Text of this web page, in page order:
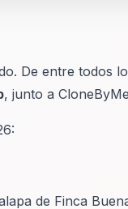
De entre todos
, junto a
de Finca